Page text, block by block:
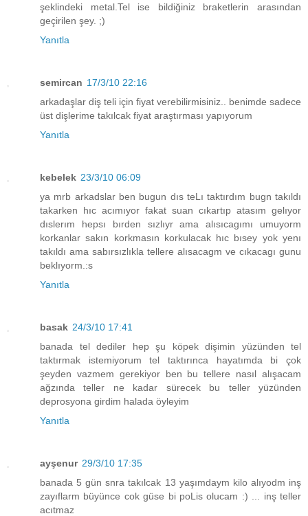
şeklindeki metal.Tel ise bildiğiniz braketlerin arasından
geçirilen şey. ;)
Yanıtla
semircan 17/3/10 22:16
arkadaşlar diş teli için fiyat verebilirmisiniz.. benimde sadece
üst dişlerime takılcak fiyat araştırması yapıyorum
Yanıtla
kebelek 23/3/10 06:09
ya mrb arkadslar ben bugun dıs teLı taktırdım bugn takıldı
takarken hıc acımıyor fakat suan cıkartıp atasım gelıyor
dıslerım hepsı bırden sızlıyr ama alısıcagımı umuyorm
korkanlar sakın korkmasın korkulacak hıc bısey yok yenı
takıldı ama sabırsızlıkla tellere alısacagm ve cıkacagı gunu
beklıyorm.:s
Yanıtla
basak 24/3/10 17:41
banada tel dediler hep şu köpek dişimin yüzünden tel
taktırmak istemiyorum tel taktırınca hayatımda bi çok
şeyden vazmem gerekiyor ben bu tellere nasıl alışacam
ağzında teller ne kadar sürecek bu teller yüzünden
deprosyona girdim halada öyleyim
Yanıtla
ayşenur 29/3/10 17:35
banada 5 gün snra takılcak 13 yaşımdaym kilo alıyodm inş
zayıflarm büyünce cok güse bi poLis olucam :) ... inş teller
acıtmaz